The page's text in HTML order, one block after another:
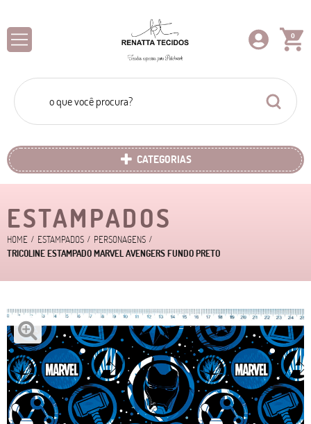
0
CATEGORIAS
ESTAMPADOS
HOME ESTAMPADOS
PERSONAGENS
TRICOLINE ESTAMPADO MARVEL AVENGERS FUNDO PRETO